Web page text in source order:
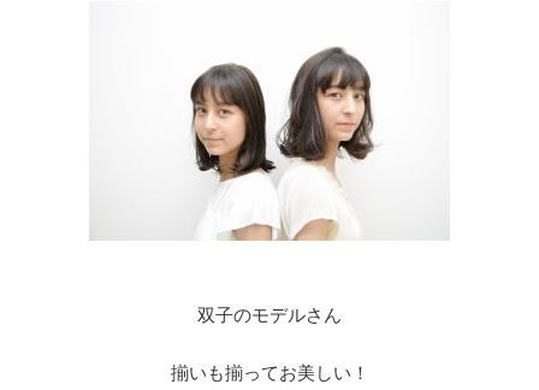
双子のモデルさん
揃いも揃ってお美しい！